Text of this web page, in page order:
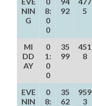
NIN
G
8:
0
0
92
5
MI
DD
AY
0
1:
0
0
35
99
451
8
EVE
NIN
0
8:
35
62
959
3